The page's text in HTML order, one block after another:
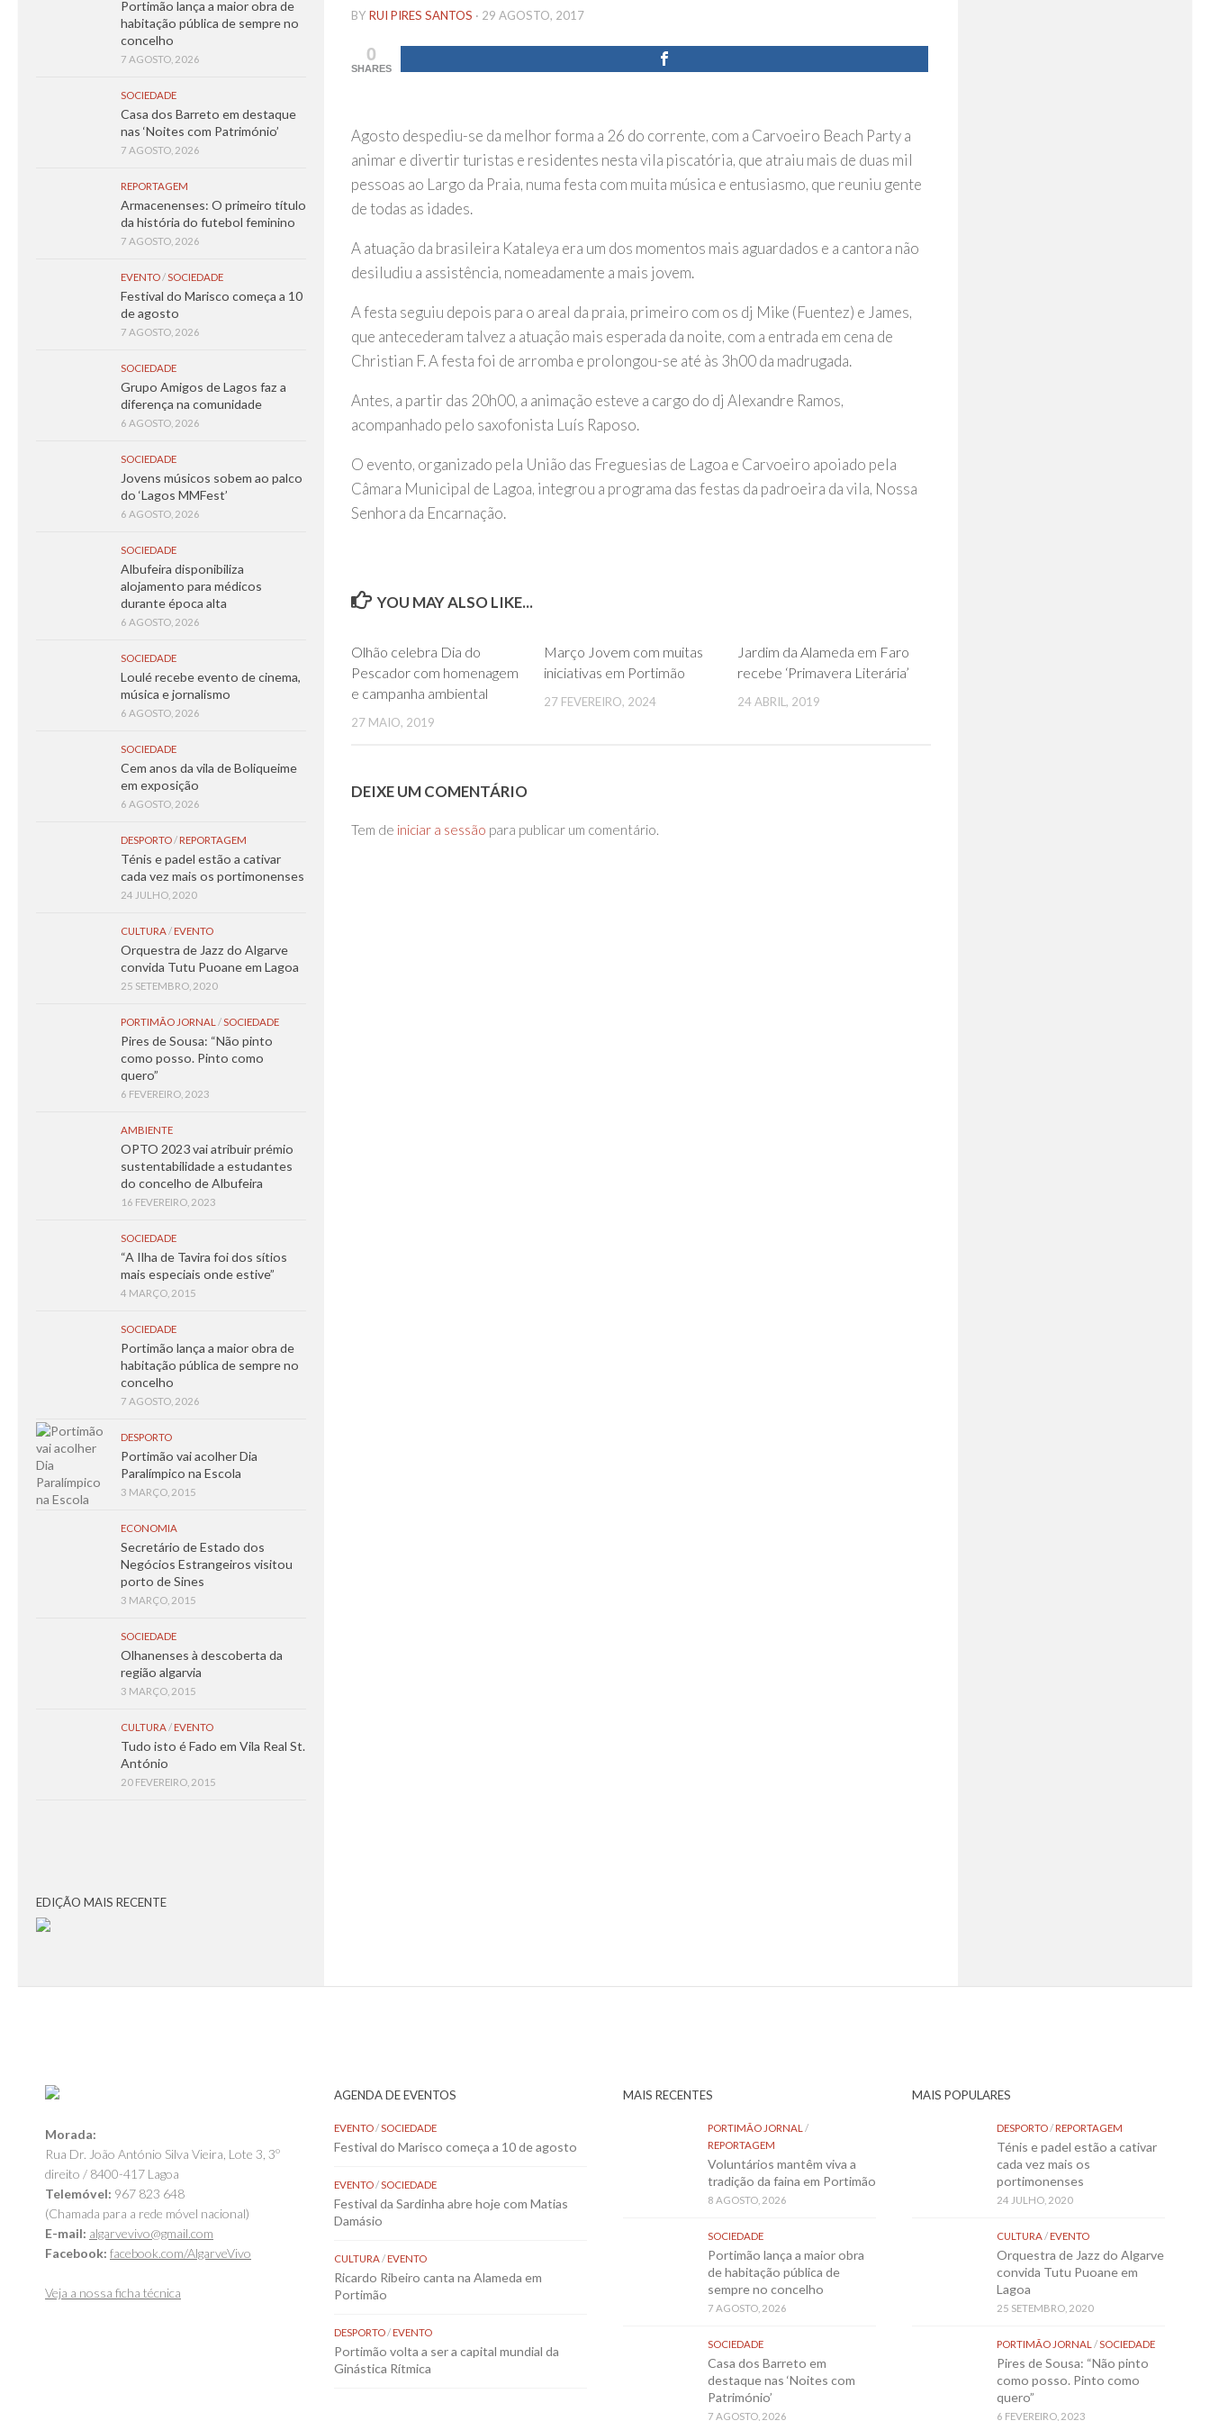
BY RUI PIRES SANTOS · 29 AGOSTO, 2017
0
SHARES
Agosto despediu-se da melhor forma a 26 do corrente, com a Carvoeiro Beach Party a
animar e divertir turistas e residentes nesta vila piscatória, que atraiu mais de duas mil
pessoas ao Largo da Praia, numa festa com muita música e entusiasmo, que reuniu gente
de todas as idades.
A atuação da brasileira Kataleya era um dos momentos mais aguardados e a cantora não
desiludiu a assistência, nomeadamente a mais jovem.
A festa seguiu depois para o areal da praia, primeiro com os dj Mike (Fuentez) e James,
que antecederam talvez a atuação mais esperada da noite, com a entrada em cena de
Christian F. A festa foi de arromba e prolongou-se até às 3h00 da madrugada.
Antes, a partir das 20h00, a animação esteve a cargo do dj Alexandre Ramos,
acompanhado pelo saxofonista Luís Raposo.
O evento, organizado pela União das Freguesias de Lagoa e Carvoeiro apoiado pela
Câmara Municipal de Lagoa, integrou a programa das festas da padroeira da vila, Nossa
Senhora da Encarnação.
YOU MAY ALSO LIKE...
Olhão celebra Dia do
Pescador com homenagem
e campanha ambiental
27 MAIO, 2019
Março Jovem com muitas
iniciativas em Portimão
27 FEVEREIRO, 2024
Jardim da Alameda em Faro
recebe ‘Primavera Literária’
24 ABRIL, 2019
DEIXE UM COMENTÁRIO
Tem de iniciar a sessão para publicar um comentário.
Portimão lança a maior obra de
habitação pública de sempre no
concelho
7 AGOSTO, 2026
SOCIEDADE
Casa dos Barreto em destaque
nas ‘Noites com Património’
7 AGOSTO, 2026
REPORTAGEM
Armacenenses: O primeiro título
da história do futebol feminino
7 AGOSTO, 2026
EVENTO/SOCIEDADE
Festival do Marisco começa a 10
de agosto
7 AGOSTO, 2026
SOCIEDADE
Grupo Amigos de Lagos faz a
diferença na comunidade
6 AGOSTO, 2026
SOCIEDADE
Jovens músicos sobem ao palco
do ‘Lagos MMFest’
6 AGOSTO, 2026
SOCIEDADE
Albufeira disponibiliza
alojamento para médicos
durante época alta
6 AGOSTO, 2026
SOCIEDADE
Loulé recebe evento de cinema,
música e jornalismo
6 AGOSTO, 2026
SOCIEDADE
Cem anos da vila de Boliqueime
em exposição
6 AGOSTO, 2026
DESPORTO/ REPORTAGEM
Ténis e padel estão a cativar
cada vez mais os portimonenses
24 JULHO, 2020
CULTURA/ EVENTO
Orquestra de Jazz do Algarve
convida Tutu Puoane em Lagoa
25 SETEMBRO, 2020
PORTIMÃO JORNAL /SOCIEDADE
Pires de Sousa: “Não pinto
como posso. Pinto como
quero”
6 FEVEREIRO, 2023
AMBIENTE
OPTO 2023 vai atribuir prémio
sustentabilidade a estudantes
do concelho de Albufeira
16 FEVEREIRO, 2023
SOCIEDADE
“A Ilha de Tavira foi dos sítios
mais especiais onde estive”
4 MARÇO, 2015
SOCIEDADE
Portimão lança a maior obra de
habitação pública de sempre no
concelho
7 AGOSTO, 2026
DESPORTO
Portimão vai acolher Dia
Paralímpico na Escola
3 MARÇO, 2015
ECONOMIA
Secretário de Estado dos
Negócios Estrangeiros visitou
porto de Sines
3 MARÇO, 2015
SOCIEDADE
Olhanenses à descoberta da
região algarvia
3 MARÇO, 2015
CULTURA/ EVENTO
Tudo isto é Fado em Vila Real St.
António
20 FEVEREIRO, 2015
EDIÇÃO MAIS RECENTE
Morada:
Rua Dr. João António Silva Vieira, Lote 3, 3º
direito / 8400-417 Lagoa
Telemóvel: 967 823 648
(Chamada para a rede móvel nacional)
E-mail: algarvevivo@gmail.com
Facebook: facebook.com/AlgarveVivo
Veja a nossa ficha técnica
AGENDA DE EVENTOS
EVENTO/SOCIEDADE
Festival do Marisco começa a 10 de agosto
EVENTO/SOCIEDADE
Festival da Sardinha abre hoje com Matias
Damásio
CULTURA/EVENTO
Ricardo Ribeiro canta na Alameda em
Portimão
DESPORTO/EVENTO
Portimão volta a ser a capital mundial da
Ginástica Rítmica
MAIS RECENTES
PORTIMÃO JORNAL /
REPORTAGEM
Voluntários mantêm viva a
tradição da faina em Portimão
8 AGOSTO, 2026
SOCIEDADE
Portimão lança a maior obra
de habitação pública de
sempre no concelho
7 AGOSTO, 2026
SOCIEDADE
Casa dos Barreto em
destaque nas ‘Noites com
Património’
7 AGOSTO, 2026
MAIS POPULARES
DESPORTO/REPORTAGEM
Ténis e padel estão a cativar
cada vez mais os
portimonenses
24 JULHO, 2020
CULTURA/EVENTO
Orquestra de Jazz do Algarve
convida Tutu Puoane em
Lagoa
25 SETEMBRO, 2020
PORTIMÃO JORNAL /SOCIEDADE
Pires de Sousa: “Não pinto
como posso. Pinto como
quero”
6 FEVEREIRO, 2023